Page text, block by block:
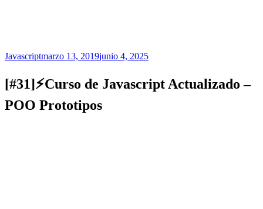
Javascriptmarzo 13, 2019junio 4, 2025
[#31]⚡Curso de Javascript Actualizado –
POO Prototipos